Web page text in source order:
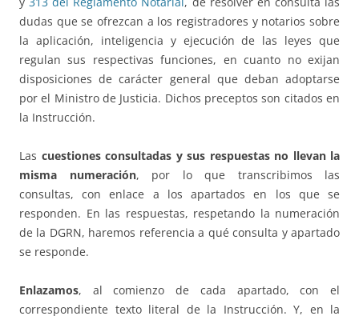
dudas que se ofrezcan a los registradores y notarios sobre
la aplicación, inteligencia y ejecución de las leyes que
regulan sus respectivas funciones, en cuanto no exijan
disposiciones de carácter general que deban adoptarse
por el Ministro de Justicia. Dichos preceptos son citados en
la Instrucción.
Las cuestiones consultadas y sus respuestas no llevan la
misma numeración, por lo que transcribimos las
consultas, con enlace a los apartados en los que se
responden. En las respuestas, respetando la numeración
de la DGRN, haremos referencia a qué consulta y apartado
se responde.
Enlazamos, al comienzo de cada apartado, con el
correspondiente texto literal de la Instrucción. Y, en la